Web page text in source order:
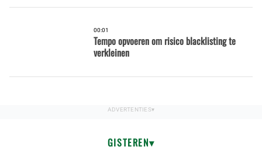
00:01
Tempo opvoeren om risico blacklisting te
verkleinen
GISTEREN